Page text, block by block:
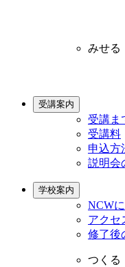
みせる
受講案内
受講ま
受講料
申込方
説明会
学校案内
NCW
アクセ
修了後
つくる